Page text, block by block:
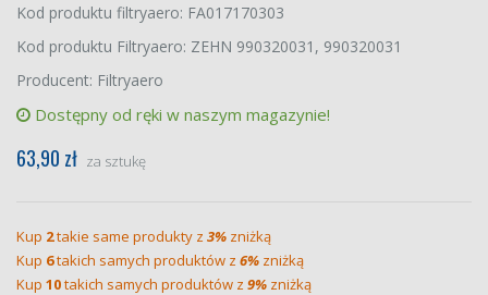
Kod produktu filtryaero: FA017170303
Kod produktu Filtryaero: ZEHN 990320031, 990320031
Producent: Filtryaero
Dostępny od ręki w naszym magazynie!
63,90 zł za sztukę
Kup 2takie same produkty z 3% zniżką
Kup 6takich samych produktów z 6% zniżką
Kup 10takich samych produktów z 9% zniżką